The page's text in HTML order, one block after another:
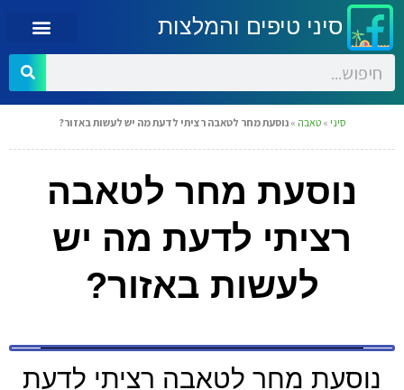
סיני טיפים והמלצות
סיני »טאבה »נוסעת מחר לטאבה רציתי לדעת מה יש לעשות באזור?
נוסעת מחר לטאבה
רציתי לדעת מה יש
לעשות באזור?
נוסעת מחר לטאבה רציתי לדעת